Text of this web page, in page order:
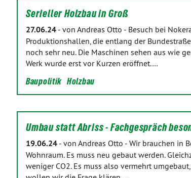
Serieller Holzbau in Groß
27.06.24 - von Andreas Otto - Besuch bei
Produktionshallen, die entlang der
noch sehr neu. Die Maschinen sehen aus wie
Werk wurde erst vor Kurzen eröffnet.…
Baupolitik Holzbau
Umbau statt Abriss - Fachgespräch
19.06.24 - von Andreas Otto - Wir brauchen in
Wohnraum. Es muss neu gebaut werden.
weniger CO2. Es muss also vermehrt